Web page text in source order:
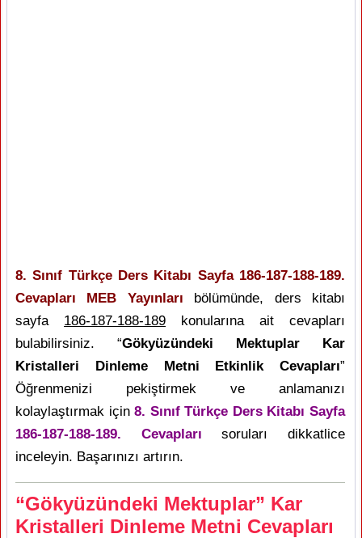
8. Sınıf Türkçe Ders Kitabı Sayfa 186-187-188-189.
Cevapları MEB Yayınları bölümünde, ders kitabı
sayfa 186-187-188-189 konularına ait cevapları
bulabilirsiniz. “Gökyüzündeki Mektuplar Kar
Kristalleri Dinleme Metni Etkinlik Cevapları”
Öğrenmenizi pekiştirmek ve anlamanızı
kolaylaştırmak için8. Sınıf Türkçe Ders Kitabı Sayfa
186-187-188-189. Cevapları soruları dikkatlice
inceleyin. Başarınızı artırın.
“Gökyüzündeki Mektuplar” Kar
Kristalleri Dinleme Metni Cevapları